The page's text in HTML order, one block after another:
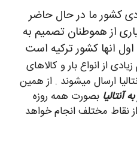
کشور ما در حال حاضر
از هموطنان تصمیم به
انها کشور ترکیه است
از انواع بار و کالاهای
ارسال میشوند . از همین
آنتالیا بصورت همه روزه
از نقاط مختلف انجام خواهد